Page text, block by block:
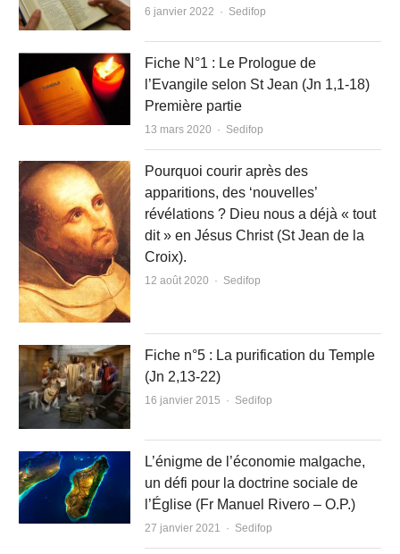
6 janvier 2022 Author
Sedifop
Fiche N°1 : Le Prologue de
l’Evangile selon St Jean (Jn 1,1-18)
Première partie
13 mars 2020 Author
Sedifop
Pourquoi courir après des
apparitions, des ‘nouvelles’
révélations ? Dieu nous a déjà « tout
dit » en Jésus Christ (St Jean de la
Croix).
12 août 2020 Author
Sedifop
Fiche n°5 : La purification du Temple
(Jn 2,13-22)
16 janvier 2015 Author
Sedifop
L’énigme de l’économie malgache,
un défi pour la doctrine sociale de
l’Église (Fr Manuel Rivero – O.P.)
27 janvier 2021 Author
Sedifop